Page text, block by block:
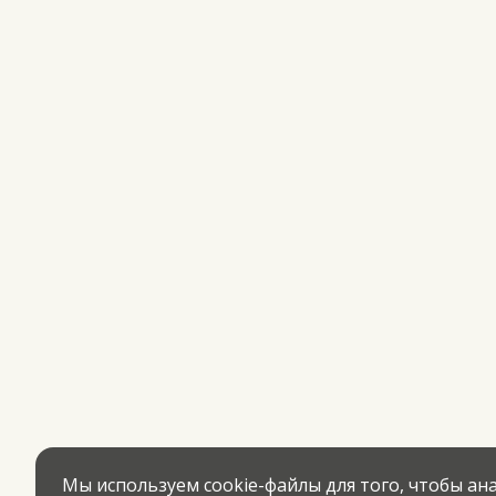
Мы используем cookie-файлы для того, чтобы